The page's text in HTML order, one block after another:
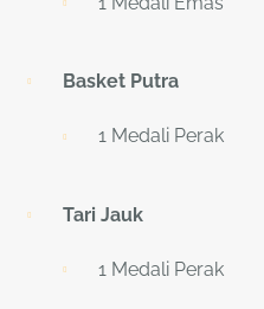
Basket Putra
1 Medali Perak
Tari Jauk
1 Medali Perak